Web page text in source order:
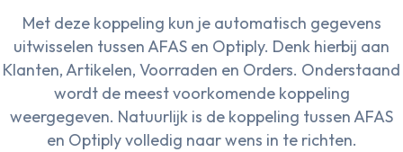
Met deze koppeling kun je automatisch gegevens
uitwisselen tussen AFAS en Optiply. Denk hierbij aan
Klanten, Artikelen, Voorraden en Orders. Onderstaand
wordt de meest voorkomende koppeling
weergegeven. Natuurlijk is de koppeling tussen AFAS
en Optiply volledig naar wens in te richten.